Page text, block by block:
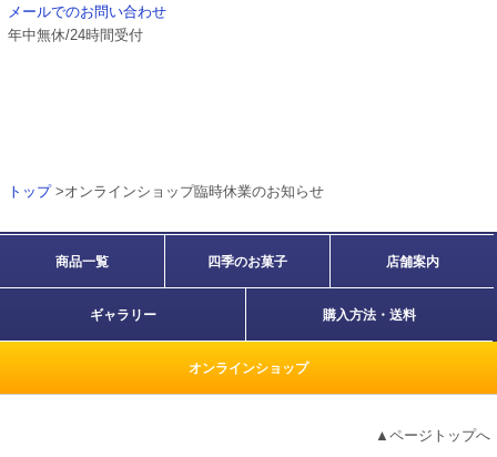
メールでのお問い合わせ
年中無休/24時間受付
トップ>オンラインショップ臨時休業のお知らせ
商品一覧 四季のお菓子 店舗案内
ギャラリー 購入方法・送料
オンラインショップ
▲ページトップへ